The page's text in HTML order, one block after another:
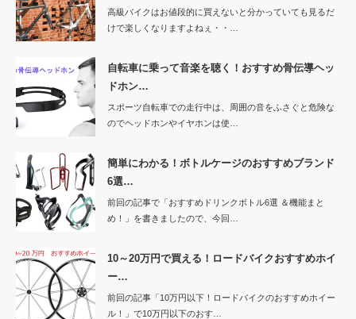
高級バイクはお値段的に買えないと分かっていても見るだ
けで楽しくなりますよねぇ・・…
自転車に乗って音楽を聴く！おすすめ骨伝導ヘッ
ドホン…
スポーツ自転車での走行中は、周囲の音をふさぐと危険な
のでヘッドホンやイヤホンは使…
簡単にわかる！ボトルケージのおすすめブランド
6選…
前回の記事で「おすすめドリンクボトル6選 ＆機能まと
め！」を書きましたので、今回…
10～20万円で買える！ロードバイクおすすめホイ
ー…
前回の記事「10万円以下！ロードバイクのおすすめホイー
ル！」で10万円以下のおす…